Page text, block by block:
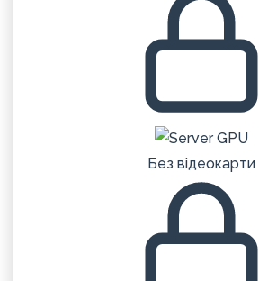
Без відеокарти